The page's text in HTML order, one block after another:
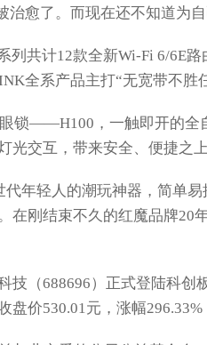
治愈了。而现在还不知道为
共计12款全新Wi-Fi 6/6E路
全系产品主打“无宽带不
——H100，一触即开的全
光交互，带来安全、便捷之
轻人的潮玩神器，简单易
在刚结束不久的红魔品牌20
（688696）正式登陆科创
盘价530.01元，涨幅